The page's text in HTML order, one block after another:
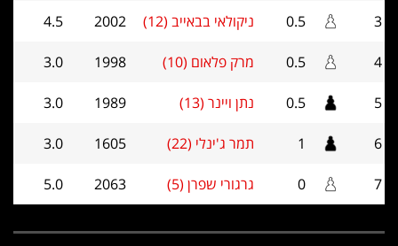
3
0.5 ניקולאי בבאייב (12) 2002
4.5
4
0.5 מרק פלאום (10) 1998
3.0
5
0.5 נתן ויינר (13) 1989
3.0
6
1 תמר ג'ינלי (22) 1605
3.0
7
0 גרגורי שפרן (5) 2063
5.0